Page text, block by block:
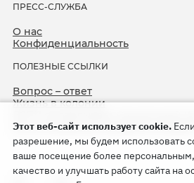
ПРЕСС-СЛУЖБА
О нас
Конфиденциальность
ПОЛЕЗНЫЕ ССЫЛКИ
Вопрос – ответ
Жизнь в колонии
75-я годовщина операции «Север»
Этот веб-сайт использует cookie.
разрешение, мы будем использовать
ваше посещение более
качество и улучшать работу сайта на